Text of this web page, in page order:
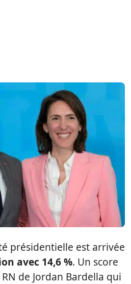
présidentielle est arrivée
avec 14,6 %. Un score
de Jordan Bardella qui